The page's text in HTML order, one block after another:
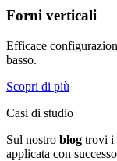
Forni verticali
Efficace
basso.
Scopri di più
Casi di studio
Sul nostro blog trovi i
applicata con